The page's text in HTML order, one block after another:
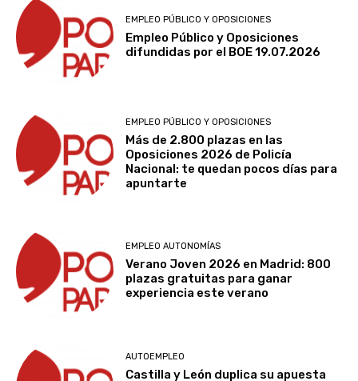
EMPLEO PÚBLICO Y OPOSICIONES
Empleo Público y Oposiciones
difundidas por el BOE 19.07.2026
EMPLEO PÚBLICO Y OPOSICIONES
Más de 2.800 plazas en las
Oposiciones 2026 de Policía
Nacional: te quedan pocos días para
apuntarte
EMPLEO AUTONOMÍAS
Verano Joven 2026 en Madrid: 800
plazas gratuitas para ganar
experiencia este verano
AUTOEMPLEO
Castilla y León duplica su apuesta